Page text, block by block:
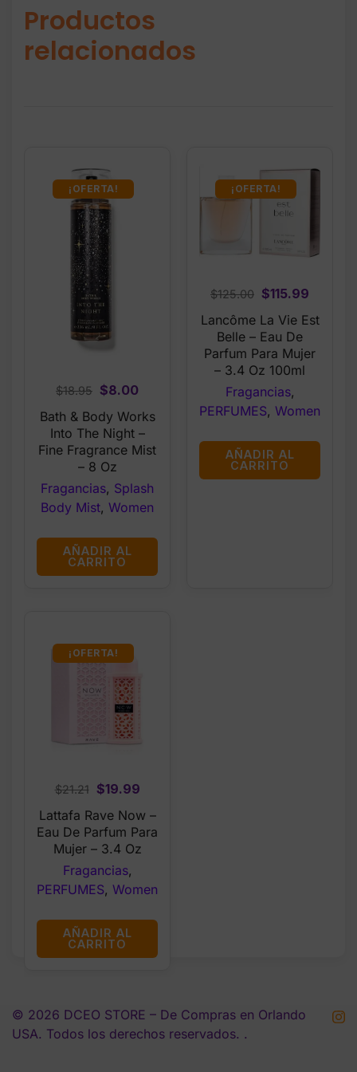
Productos
relacionados
¡OFERTA!
$18.95 Original
price
was:
$18.95.
$8.00Current
price
$8.00.
Bath & Body Works
Into The Night –
Fine Fragrance Mist
– 8 Oz
Fragancias, Splash
Body Mist, Women
AÑADIR AL
CARRITO
¡OFERTA!
$125.00 Original
price
was:
$125.00.
$115.99
Lancôme La Vie Est
Belle – Eau De
Parfum Para Mujer
– 3.4 Oz 100ml
Fragancias,
PERFUMES, Women
AÑADIR AL
CARRITO
¡OFERTA!
$21.21
Original
price
was:
$21.21.
$19.99Current
is:
$19.99.
Lattafa Rave Now –
Eau De Parfum Para
Mujer – 3.4 Oz
Fragancias,
PERFUMES, Women
AÑADIR AL
CARRITO
© 2026 DCEO STORE – De Compras en Orlando
USA. Todos los derechos reservados. .